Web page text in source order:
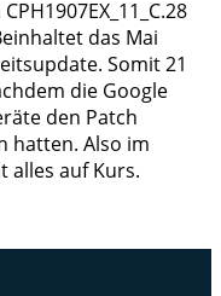
das Mai
Somit 21
die Google
den Patch
hatten. Also im
alles auf Kurs.